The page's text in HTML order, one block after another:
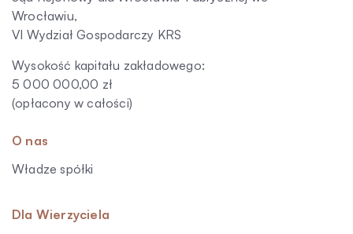
Wrocławiu,
VI Wydział Gospodarczy KRS
Wysokość kapitału zakładowego:
5 000 000,00 zł
(opłacony w całości)
O nas
Władze spółki
Dla Wierzyciela